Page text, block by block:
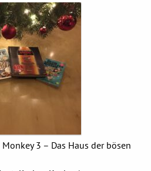
Monkey 3 – Das Haus der bösen